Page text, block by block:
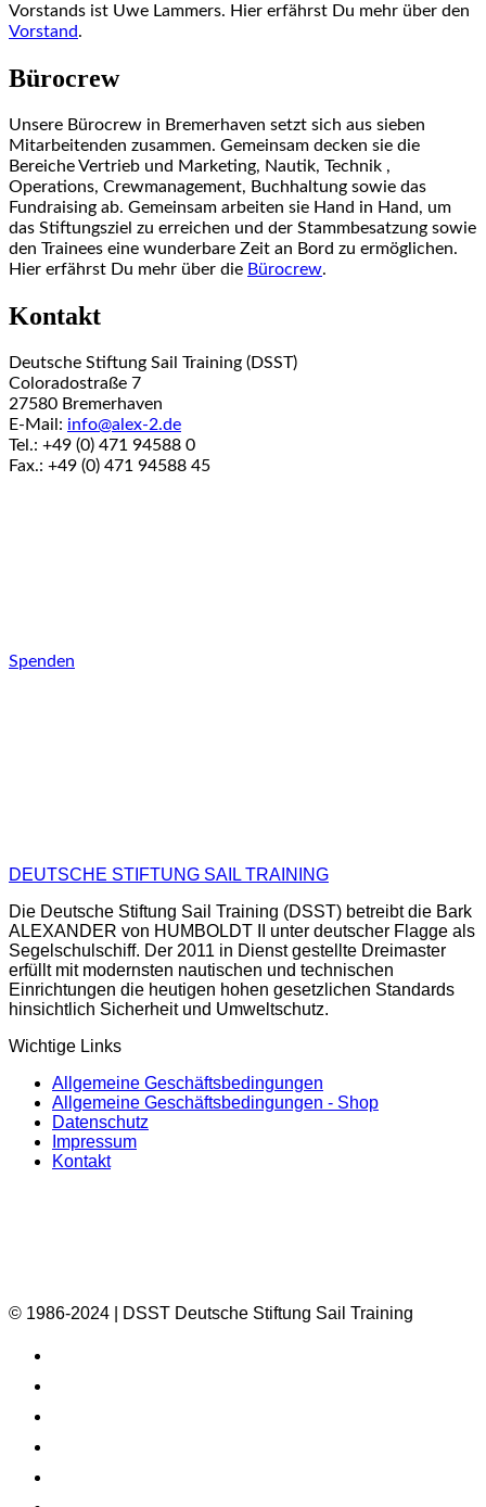
Vorstands ist Uwe Lammers. Hier erfährst Du mehr über den
Vorstand.
Bürocrew
Unsere Bürocrew in Bremerhaven setzt sich aus sieben
Mitarbeitenden zusammen. Gemeinsam decken sie die
Bereiche Vertrieb und Marketing, Nautik, Technik ,
Operations, Crewmanagement, Buchhaltung sowie das
Fundraising ab. Gemeinsam arbeiten sie Hand in Hand, um
das Stiftungsziel zu erreichen und der Stammbesatzung sowie
den Trainees eine wunderbare Zeit an Bord zu ermöglichen.
Hier erfährst Du mehr über die Bürocrew.
Kontakt
Deutsche Stiftung Sail Training (DSST)
Coloradostraße 7
27580 Bremerhaven
E-Mail: info@alex-2.de
Tel.: +49 (0) 471 94588 0
Fax.: +49 (0) 471 94588 45
Spenden
DEUTSCHE STIFTUNG SAIL TRAINING
Die Deutsche Stiftung Sail Training (DSST) betreibt die Bark
ALEXANDER von HUMBOLDT II unter deutscher Flagge als
Segelschulschiff. Der 2011 in Dienst gestellte Dreimaster
erfüllt mit modernsten nautischen und technischen
Einrichtungen die heutigen hohen gesetzlichen Standards
hinsichtlich Sicherheit und Umweltschutz.
Wichtige Links
Allgemeine Geschäftsbedingungen
Allgemeine Geschäftsbedingungen - Shop
Datenschutz
Impressum
Kontakt
© 1986-2024 | DSST Deutsche Stiftung Sail Training